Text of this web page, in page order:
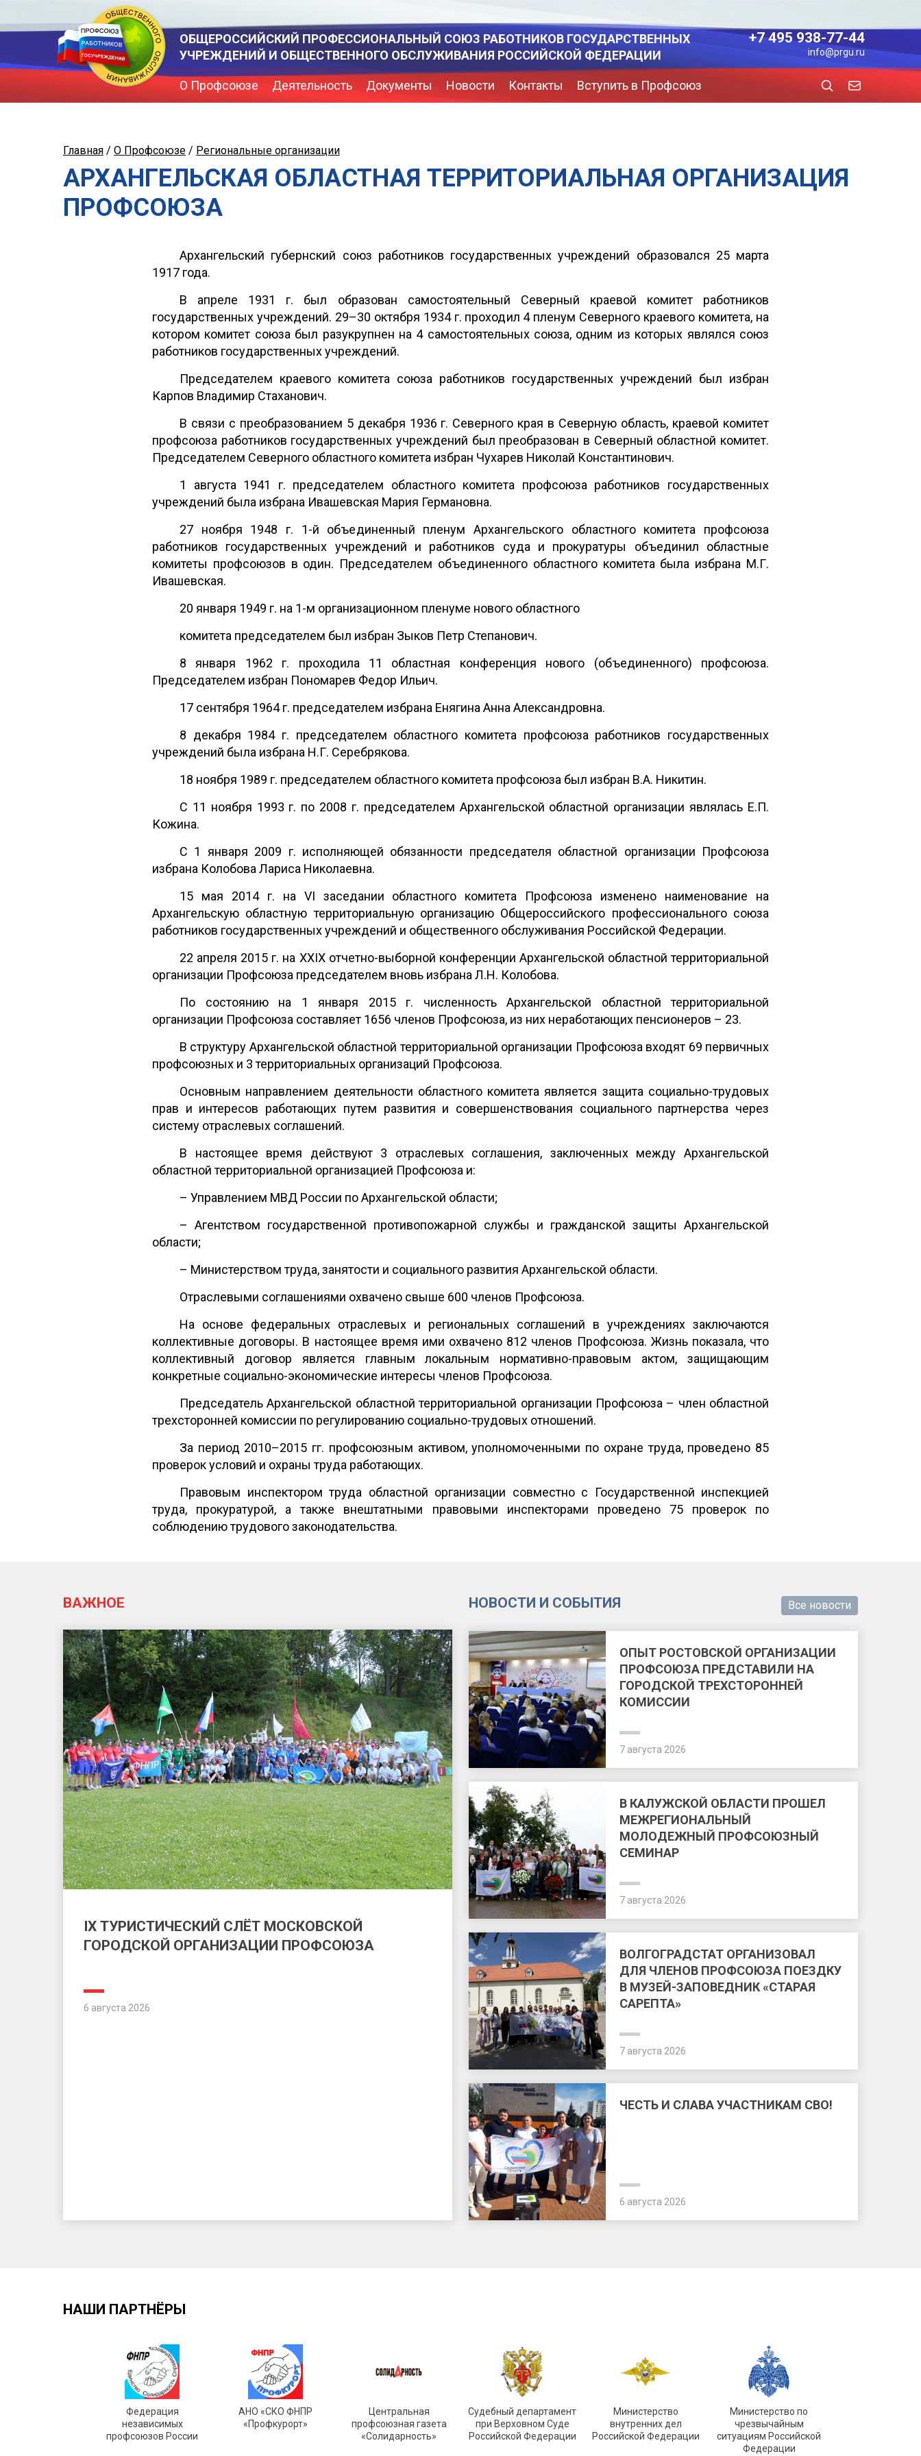
ОБЩЕРОССИЙСКИЙ ПРОФЕССИОНАЛЬНЫЙ СОЮЗ РАБОТНИКОВ ГОСУДАРСТВЕННЫХ
УЧРЕЖДЕНИЙ И ОБЩЕСТВЕННОГО ОБСЛУЖИВАНИЯ РОССИЙСКОЙ ФЕДЕРАЦИИ
+7 495 938-77-44
info@prgu.ru
О Профсоюзе Деятельность Документы Новости Контакты Вступить в Профсоюз
Главная / О Профсоюзе / Региональные организации
АРХАНГЕЛЬСКАЯ ОБЛАСТНАЯ ТЕРРИТОРИАЛЬНАЯ ОРГАНИЗАЦИЯ
ПРОФСОЮЗА
Архангельский губернский союз работников государственных учреждений образовался 25 марта
1917 года.
В апреле 1931 г. был образован самостоятельный Северный краевой комитет работников
государственных учреждений. 29–30 октября 1934 г. проходил 4 пленум Северного краевого комитета, на
котором комитет союза был разукрупнен на 4 самостоятельных союза, одним из которых являлся союз
работников государственных учреждений.
Председателем краевого комитета союза работников государственных учреждений был избран
Карпов Владимир Стаханович.
В связи с преобразованием 5 декабря 1936 г. Северного края в Северную область, краевой комитет
профсоюза работников государственных учреждений был преобразован в Северный областной комитет.
Председателем Северного областного комитета избран Чухарев Николай Константинович.
1 августа 1941 г. председателем областного комитета профсоюза работников государственных
учреждений была избрана Ивашевская Мария Германовна.
27 ноября 1948 г. 1-й объединенный пленум Архангельского областного комитета профсоюза
работников государственных учреждений и работников суда и прокуратуры объединил областные
комитеты профсоюзов в один. Председателем объединенного областного комитета была избрана М.Г.
Ивашевская.
20 января 1949 г. на 1-м организационном пленуме нового областного
комитета председателем был избран Зыков Петр Степанович.
8 января 1962 г. проходила 11 областная конференция нового (объединенного) профсоюза.
Председателем избран Пономарев Федор Ильич.
17 сентября 1964 г. председателем избрана Енягина Анна Александровна.
8 декабря 1984 г. председателем областного комитета профсоюза работников государственных
учреждений была избрана Н.Г. Серебрякова.
18 ноября 1989 г. председателем областного комитета профсоюза был избран В.А. Никитин.
С 11 ноября 1993 г. по 2008 г. председателем Архангельской областной организации являлась Е.П.
Кожина.
С 1 января 2009 г. исполняющей обязанности председателя областной организации Профсоюза
избрана Колобова Лариса Николаевна.
15 мая 2014 г. на VI заседании областного комитета Профсоюза изменено наименование на
Архангельскую областную территориальную организацию Общероссийского профессионального союза
работников государственных учреждений и общественного обслуживания Российской Федерации.
22 апреля 2015 г. на XXIX отчетно-выборной конференции Архангельской областной территориальной
организации Профсоюза председателем вновь избрана Л.Н. Колобова.
По состоянию на 1 января 2015 г. численность Архангельской областной территориальной
организации Профсоюза составляет 1656 членов Профсоюза, из них неработающих пенсионеров – 23.
В структуру Архангельской областной территориальной организации Профсоюза входят 69 первичных
профсоюзных и 3 территориальных организаций Профсоюза.
Основным направлением деятельности областного комитета является защита социально-трудовых
прав и интересов работающих путем развития и совершенствования социального партнерства через
систему отраслевых соглашений.
В настоящее время действуют 3 отраслевых соглашения, заключенных между Архангельской
областной территориальной организацией Профсоюза и:
– Управлением МВД России по Архангельской области;
– Агентством государственной противопожарной службы и гражданской защиты Архангельской
области;
– Министерством труда, занятости и социального развития Архангельской области.
Отраслевыми соглашениями охвачено свыше 600 членов Профсоюза.
На основе федеральных отраслевых и региональных соглашений в учреждениях заключаются
коллективные договоры. В настоящее время ими охвачено 812 членов Профсоюза. Жизнь показала, что
коллективный договор является главным локальным нормативно-правовым актом, защищающим
конкретные социально-экономические интересы членов Профсоюза.
Председатель Архангельской областной территориальной организации Профсоюза – член областной
трехсторонней комиссии по регулированию социально-трудовых отношений.
За период 2010–2015 гг. профсоюзным активом, уполномоченными по охране труда, проведено 85
проверок условий и охраны труда работающих.
Правовым инспектором труда областной организации совместно с Государственной инспекцией
труда, прокуратурой, а также внештатными правовыми инспекторами проведено 75 проверок по
соблюдению трудового законодательства.
ВАЖНОЕ
IX ТУРИСТИЧЕСКИЙ СЛЁТ МОСКОВСКОЙ
ГОРОДСКОЙ ОРГАНИЗАЦИИ ПРОФСОЮЗА
6 августа 2026
НОВОСТИ И СОБЫТИЯ Все новости
ОПЫТ РОСТОВСКОЙ ОРГАНИЗАЦИИ
ПРОФСОЮЗА ПРЕДСТАВИЛИ НА
ГОРОДСКОЙ ТРЕХСТОРОННЕЙ
КОМИССИИ
7 августа 2026
В КАЛУЖСКОЙ ОБЛАСТИ ПРОШЕЛ
МЕЖРЕГИОНАЛЬНЫЙ
МОЛОДЕЖНЫЙ ПРОФСОЮЗНЫЙ
СЕМИНАР
7 августа 2026
ВОЛГОГРАДСТАТ ОРГАНИЗОВАЛ
ДЛЯ ЧЛЕНОВ ПРОФСОЮЗА ПОЕЗДКУ
В МУЗЕЙ-ЗАПОВЕДНИК «СТАРАЯ
САРЕПТА»
7 августа 2026
ЧЕСТЬ И СЛАВА УЧАСТНИКАМ СВО!
6 августа 2026
НАШИ ПАРТНЁРЫ
Федерация
независимых
профсоюзов России
АНО «СКО ФНПР
«Профкурорт»
Центральная
профсоюзная газета
«Солидарность»
Судебный департамент
при Верховном Суде
Российской Федерации
Министерство
внутренних дел
Российской Федерации
Министерство по
чрезвычайным
ситуациям Российской
Федерации